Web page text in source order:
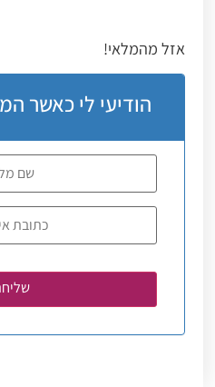
אזל מהמלאי!
הודיעי לי כאשר